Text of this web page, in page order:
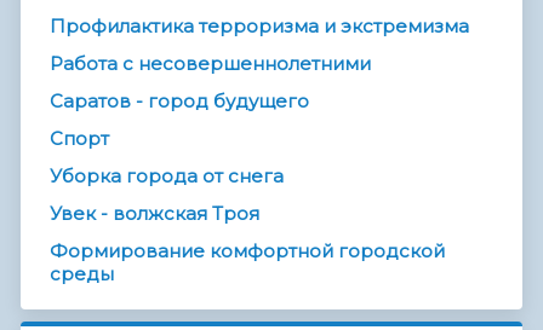
Профилактика терроризма и экстремизма
Работа с несовершеннолетними
Саратов - город будущего
Спорт
Уборка города от снега
Увек - волжская Троя
Формирование комфортной городской
среды